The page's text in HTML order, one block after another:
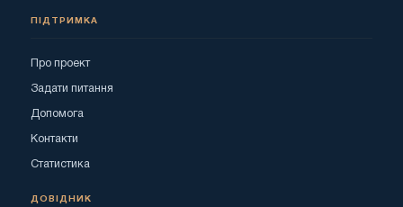
ПІДТРИМКА
Про проект
Задати питання
Допомога
Контакти
Статистика
ДОВІДНИК